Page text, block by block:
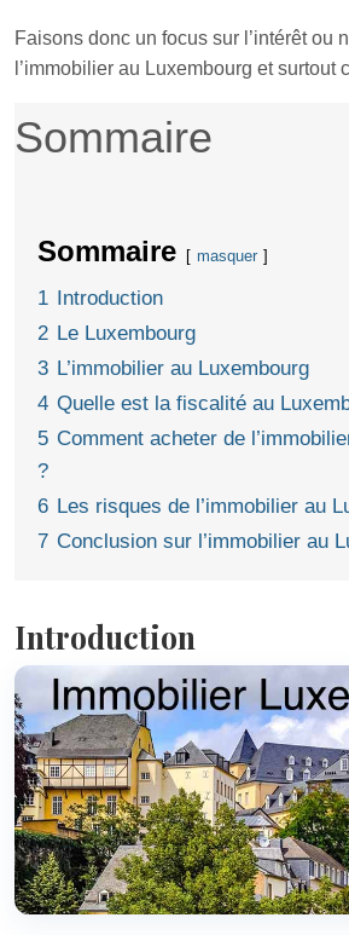
Faisons donc un focus sur l’intérêt ou
l’immobilier au Luxembourg et surtout
Sommaire
Sommaire masquer
1 Introduction
2 Le Luxembourg
3 L’immobilier au Luxembourg
4 Quelle est la fiscalité au
5 Comment acheter de
?
6 Les risques de l’immobilier au
7 Conclusion sur l’immobilier au
Introduction